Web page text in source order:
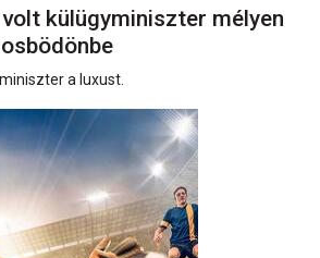
külügyminiszter mélyen
a luxust.